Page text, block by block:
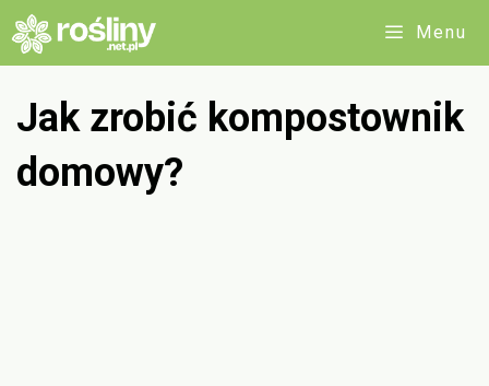
Przejdź
do
Menu
Jak zrobić kompostownik
domowy?